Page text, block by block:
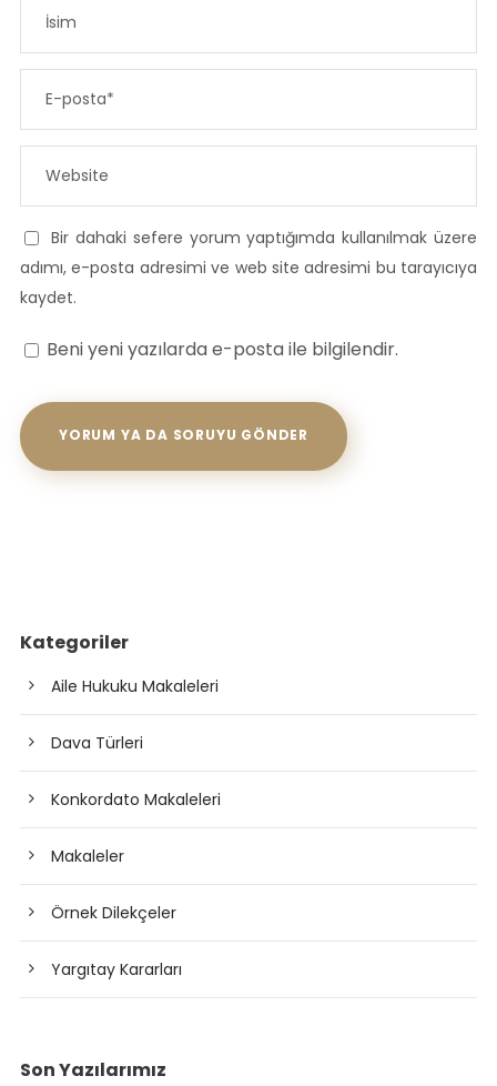
Bir dahaki sefere yorum yaptığımda kullanılmak üzere
adımı, e-posta adresimi ve web site adresimi bu tarayıcıya
kaydet.
Beni yeni yazılarda e-posta ile bilgilendir.
Kategoriler
Aile Hukuku Makaleleri
Dava Türleri
Konkordato Makaleleri
Makaleler
Örnek Dilekçeler
Yargıtay Kararları
Son Yazılarımız